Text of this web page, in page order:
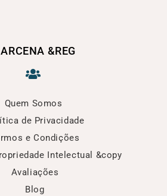
&REG
Quem Somos
de Privacidade
e Condições
Intelectual &copy
Avaliações
Blog